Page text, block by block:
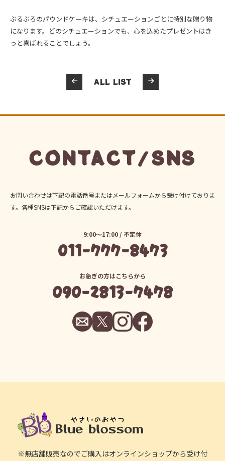
ぶるぶろのパウンドケーキは、シチュエーションごとに特別な贈り物
になります。どのシチュエーションでも、心を込めたプレゼントはき
っと喜ばれることでしょう。
ALL LIST
CONTACT/SNS
お問い合わせは下記の電話番号またはメールフォームから受け付けておりま
す。各種SNSは下記からご確認いただけます。
9:00～17:00 / 不定休
011-777-8473
お急ぎの方はこちらから
090-2813-7478
※無店舗販売なのでご購入はオンラインショップから受け付